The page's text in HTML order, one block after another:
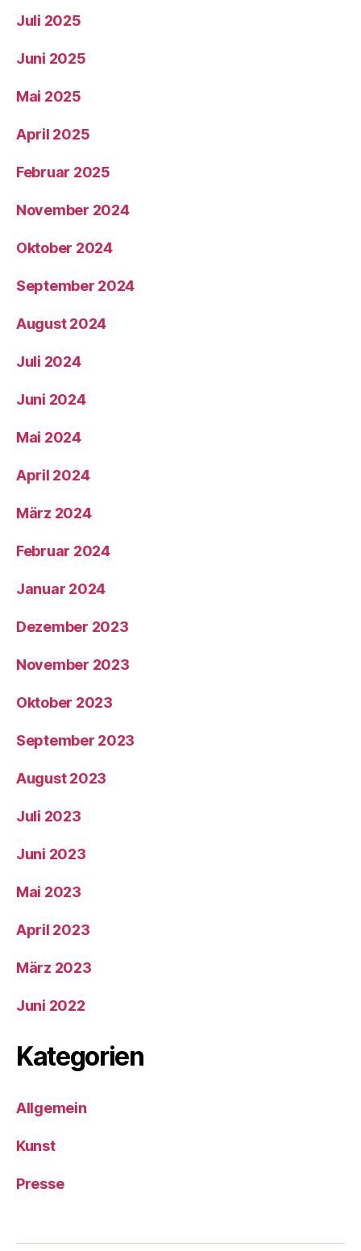
Juli 2025
Juni 2025
Mai 2025
April 2025
Februar 2025
November 2024
Oktober 2024
September 2024
August 2024
Juli 2024
Juni 2024
Mai 2024
April 2024
März 2024
Februar 2024
Januar 2024
Dezember 2023
November 2023
Oktober 2023
September 2023
August 2023
Juli 2023
Juni 2023
Mai 2023
April 2023
März 2023
Juni 2022
Kategorien
Allgemein
Kunst
Presse